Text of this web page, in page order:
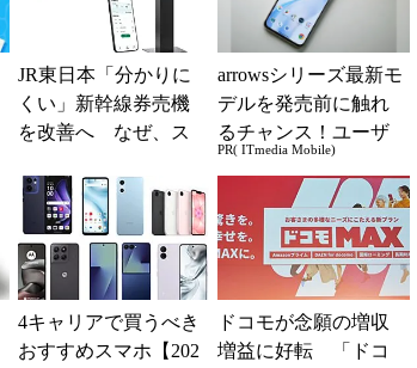
JR東日本「分かりに
くい」新幹線券売機
を改善へ なぜ、ス
の最短1分購入」を実
現？
arrowsシリーズ最新モ
デルを発売前に触れ
るチャンス！ユーザ
ー座談会開催
PR( ITmedia Mobile)
4キャリアで買うべき
おすすめスマホ【202
ドコモが念願の増収
増益に好転 「ドコ